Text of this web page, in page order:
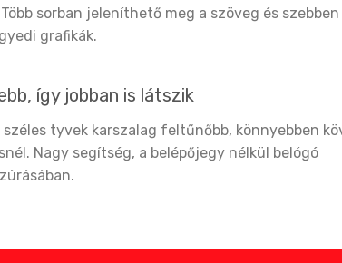
sorban jeleníthető meg a szöveg és szebben
grafikák.
így jobban is látszik
széles tyvek karszalag feltűnőbb, könnyebben
Nagy segítség, a belépőjegy nélkül belógó